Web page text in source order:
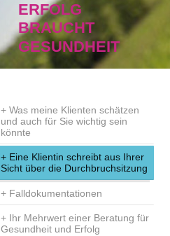
ERFOLG
BRAUCHT
GESUNDHEIT
Was meine Klienten schätzen
und auch für Sie wichtig sein
könnte
Eine Klientin schreibt aus Ihrer
Sicht über die Durchbruchsitzung
Falldokumentationen
Ihr Mehrwert einer Beratung für
Gesundheit und Erfolg